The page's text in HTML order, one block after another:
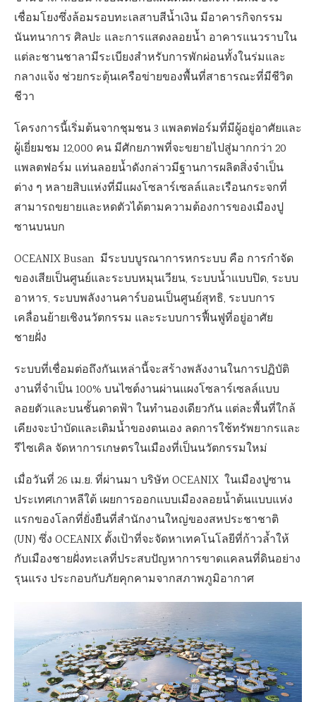
เชื่อมโยงซึ่งล้อมรอบทะเลสาบสีน้ำเงิน มีอาคารกิจกรรม
นันทนาการ ศิลปะ และการแสดงลอยน้ำ อาคารแนวราบใน
แต่ละชานชาลามีระเบียงสำหรับการพักผ่อนทั้งในร่มและ
กลางแจ้ง ช่วยกระตุ้นเครือข่ายของพื้นที่สาธารณะที่มีชีวิต
ชีวา
โครงการนี้เริ่มต้นจากชุมชน 3 แพลตฟอร์มที่มีผู้อยู่อาศัยและ
ผู้เยี่ยมชม 12,000 คน มีศักยภาพที่จะขยายไปสู่มากกว่า 20
แพลตฟอร์ม แท่นลอยน้ำดังกล่าวมีฐานการผลิตสิ่งจำเป็น
ต่าง ๆ หลายสิบแห่งที่มีแผงโซลาร์เซลล์และเรือนกระจกที่
สามารถขยายและหดตัวได้ตามความต้องการของเมืองปู
ซานบนบก
OCEANIX Busan มีระบบบูรณาการหกระบบ คือ การกำจัด
ของเสียเป็นศูนย์และระบบหมุนเวียน, ระบบน้ำแบบปิด, ระบบ
อาหาร, ระบบพลังงานคาร์บอนเป็นศูนย์สุทธิ, ระบบการ
เคลื่อนย้ายเชิงนวัตกรรม และระบบการฟื้นฟูที่อยู่อาศัย
ชายฝั่ง
ระบบที่เชื่อมต่อถึงกันเหล่านี้จะสร้างพลังงานในการปฏิบัติ
งานที่จำเป็น 100% บนไซต์งานผ่านแผงโซลาร์เซลล์แบบ
ลอยตัวและบนชั้นดาดฟ้า ในทำนองเดียวกัน แต่ละพื้นที่ใกล้
เคียงจะบำบัดและเติมน้ำของตนเอง ลดการใช้ทรัพยากรและ
รีไซเคิล จัดหาการเกษตรในเมืองที่เป็นนวัตกรรมใหม่
เมื่อวันที่ 26 เม.ย. ที่ผ่านมา บริษัท OCEANIX ในเมืองปูซาน
ประเทศเกาหลีใต้ เผยการออกแบบเมืองลอยน้ำต้นแบบแห่ง
แรกของโลกที่ยั่งยืนที่สำนักงานใหญ่ของสหประชาชาติ
(UN) ซึ่ง OCEANIX ตั้งเป้าที่จะจัดหาเทคโนโลยีที่ก้าวล้ำให้
กับเมืองชายฝั่งทะเลที่ประสบปัญหาการขาดแคลนที่ดินอย่าง
รุนแรง ประกอบกับภัยคุกคามจากสภาพภูมิอากาศ